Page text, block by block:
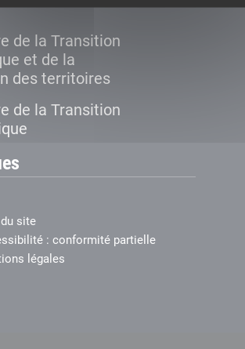
de la Transition
et de la
des territoires
de la Transition
site
: conformité partielle
légales